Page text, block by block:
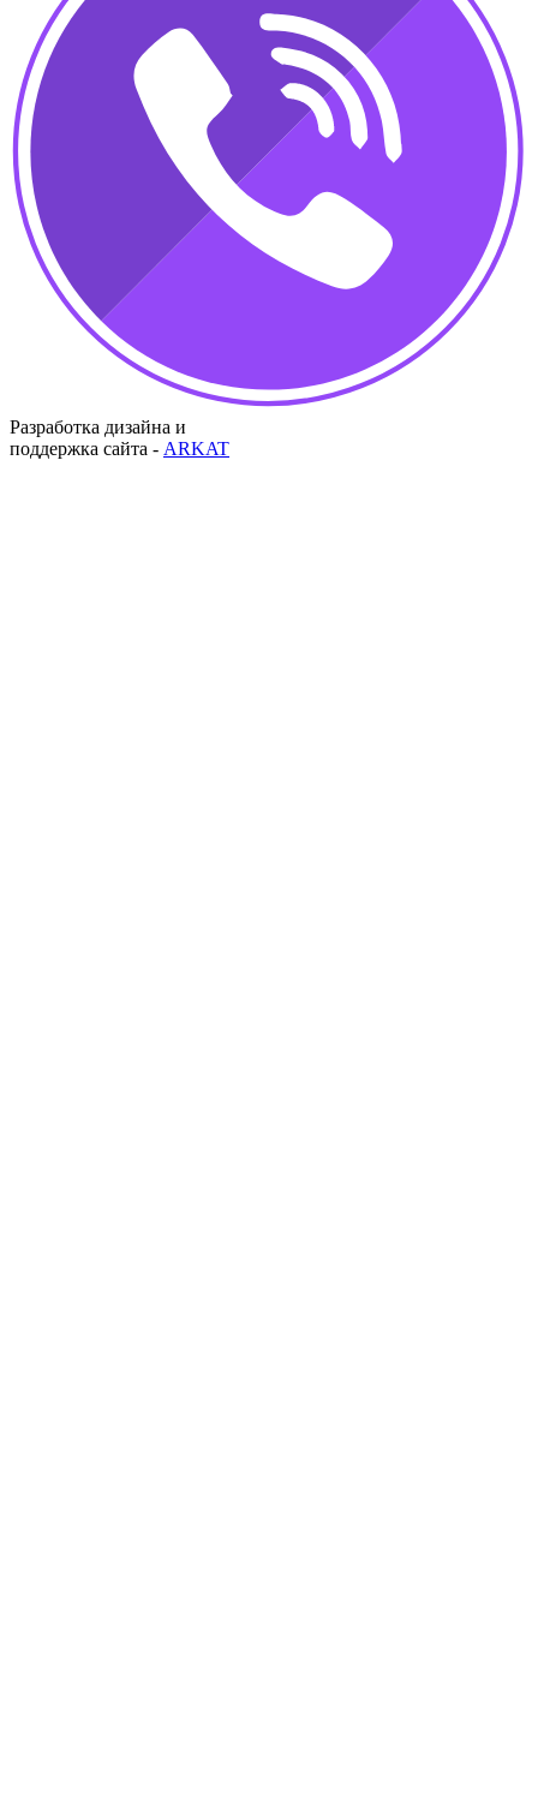
Разработка дизайна и
поддержка сайта - ARKAT